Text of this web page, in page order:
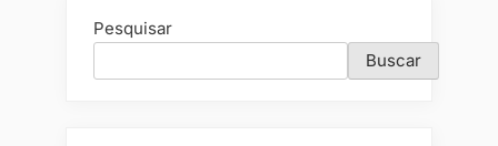
Pesquisar
Buscar